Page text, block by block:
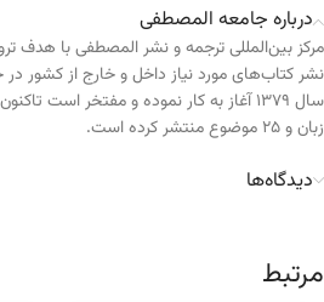
درباره جامعه المصطفی
مرکز بین‌المللی ترجمه و نشر المصطفی با هدف
نشر کتاب‌های مورد نیاز داخل و خارج از کشور در
زبان و ۲۵ موضوع منتشر کرده است.
دیدگاه‌ها
مرتبط